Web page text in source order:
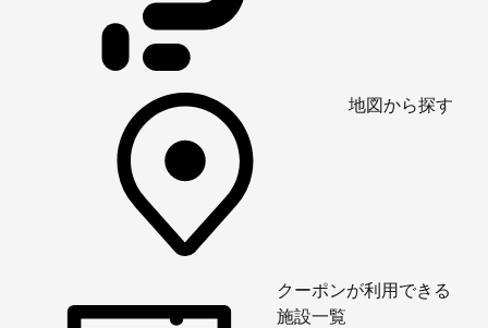
地図から探す
クーポンが利用できる
施設一覧